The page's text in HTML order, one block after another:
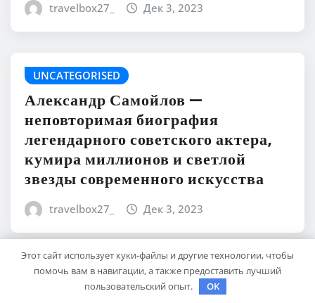
travelbox27_ Дек 3, 2023
UNCATEGORISED
Александр Самойлов —
неповторимая биография
легендарного советского актера,
кумира миллионов и светлой
звезды современного искусства
travelbox27_ Дек 3, 2023
Для отправки комментария вам необходимо
авторизоваться
Этот сайт использует куки-файлы и другие технологии, чтобы
помочь вам в навигации, а также предоставить лучший
пользовательский опыт.
OK